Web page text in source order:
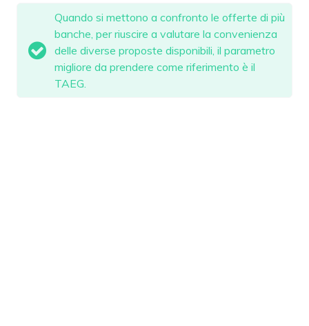
Quando si mettono a confronto le offerte di più
banche, per riuscire a valutare la convenienza
delle diverse proposte disponibili, il parametro
migliore da prendere come riferimento è il
TAEG.